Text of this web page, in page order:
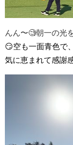
んん〜🧐朝一の光
😏空も一面青色で
気に恵まれて感謝